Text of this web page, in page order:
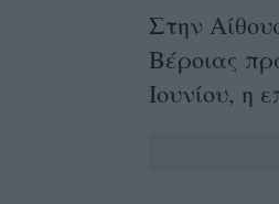
Στην
Βέροιας
Ιουνίου, η